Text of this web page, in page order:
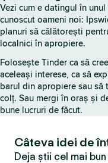
e
r
Vezi cum e datingul în
cunoscut oameni noi:
planuri să călătorești
localnici în apropiere.
Folosește Tinder ca să
aceleași interese, ca să
barul din apropiere sau să
colț. Sau mergi în oraș și
bune lucruri de făcut.
Câteva idei de
Deja știi cel mai